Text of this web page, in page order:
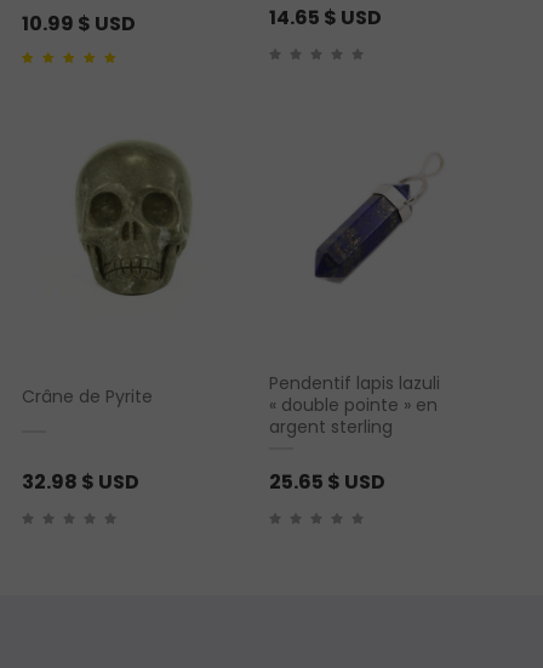
10.99 $ USD 14.65 $ USD
Crâne de Pyrite
32.98 $ USD
Pendentif lapis lazuli
« double pointe » en
argent sterling
25.65 $ USD